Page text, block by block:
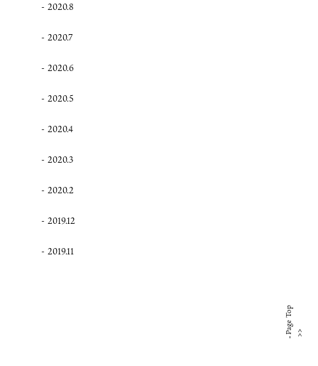
2020.8
2020.7
2020.6
2020.5
2020.4
2020.3
2020.2
2019.12
2019.11
Page Top